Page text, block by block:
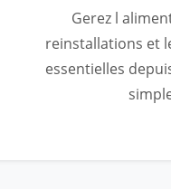
Gerez l
reinstallations et
essentielles